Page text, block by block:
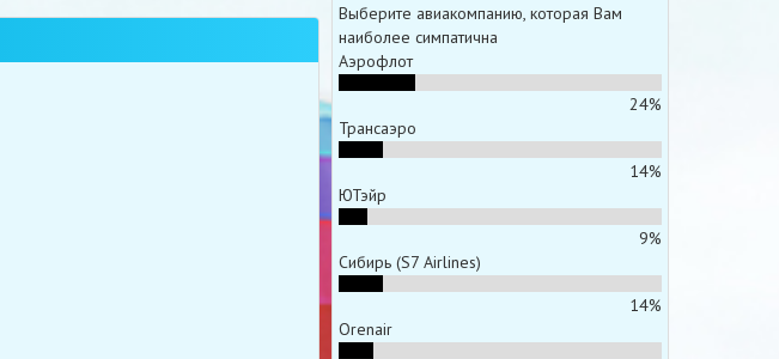
Выберите авиакомпанию, которая Вам
наиболее симпатична
Аэрофлот
24%
Трансаэро
14%
ЮТэйр
9%
Сибирь (S7 Airlines)
14%
Orenair